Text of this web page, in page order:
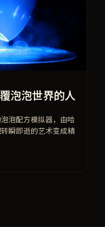
泡泡世界的人
泡配方模拟器，由哈
瞬即逝的艺术变成精